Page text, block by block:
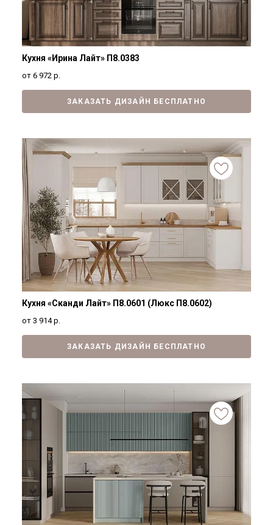
Кухня «Ирина Лайт» П8.0383
от 6 972 р.
ЗАКАЗАТЬ ДИЗАЙН БЕСПЛАТНО
Кухня «Сканди Лайт» П8.0601 (Люкс П8.0602)
от 3 914р.
ЗАКАЗАТЬ ДИЗАЙН БЕСПЛАТНО